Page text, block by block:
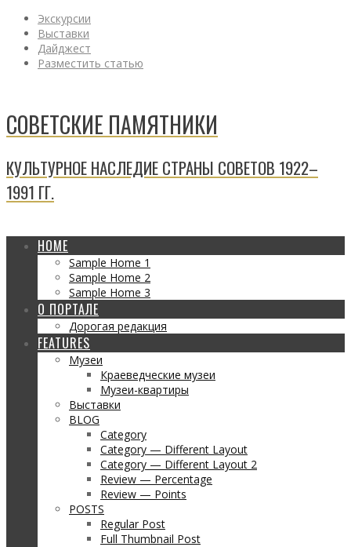
Экскурсии
Выставки
Дайджест
Разместить статью
СОВЕТСКИЕ ПАМЯТНИКИ
КУЛЬТУРНОЕ НАСЛЕДИЕ СТРАНЫ СОВЕТОВ 1922–
1991 ГГ.
HOME
Sample Home 1
Sample Home 2
Sample Home 3
О ПОРТАЛЕ
Дорогая редакция
FEATURES
Музеи
Краеведческие музеи
Музеи-квартиры
Выставки
BLOG
Category
Category — Different Layout
Category — Different Layout 2
Review — Percentage
Review — Points
POSTS
Regular Post
Full Thumbnail Post